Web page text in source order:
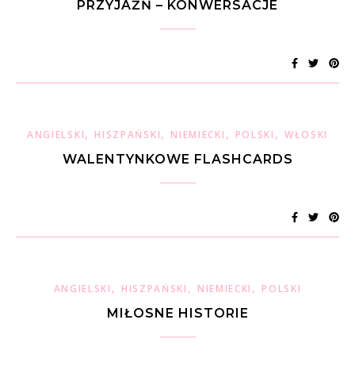
PRZYJAŹŃ – KONWERSACJE
ANGIELSKI, HISZPAŃSKI, NIEMIECKI , POLSKI , WŁOSKI
WALENTYNKOWE FLASHCARDS
ANGIELSKI , HISZPAŃSKI , NIEMIECKI , POLSKI
MIŁOSNE HISTORIE